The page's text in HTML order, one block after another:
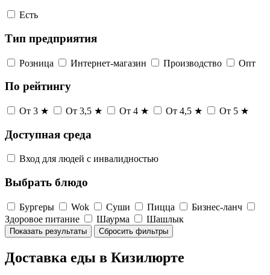
Есть
Тип предприятия
Розница Интернет-магазин Производство Опт
По рейтингу
От 3 ★ От 3,5 ★ От 4 ★ От 4,5 ★ От 5 ★
Доступная среда
Вход для людей с инвалидностью
Выбрать блюдо
Бургеры Wok Суши Пицца
Бизнес-ланч
Здоровое питание
Шаурма Шашлык
Показать результаты Сбросить фильтры
Доставка еды в Кизилюрте